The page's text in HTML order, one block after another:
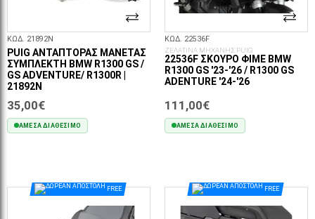
ΚΩΔ. 21892N
PUIG ΑΝΤΆΠΤΟΡΑΣ ΜΑΝΈΤΑΣ
ΣΥΜΠΛΈΚΤΗ BMW R1300 GS /
GS ADVENTURE/ R1300R |
21892N
35,00€
ΆΜΕΣΑ ΔΙΑΘΈΣΙΜΟ
ΚΩΔ. 22536F
ΖΕΛΑΤΙΝΑ ΜΗΧΑΝΗΣ PUIG
22536F ΣΚΟΎΡΟ ΦΙΜΈ BMW
R1300 GS '23-'26 / R1300 GS
ADENTURE '24-'26
111,00€
ΆΜΕΣΑ ΔΙΑΘΈΣΙΜΟ
FREE FREE